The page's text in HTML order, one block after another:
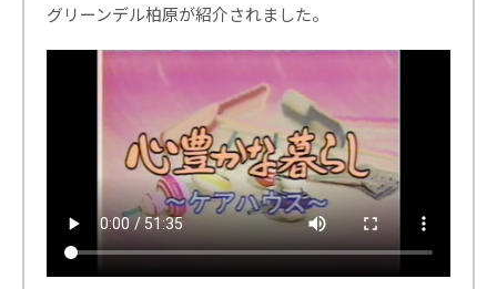
グリーンデル柏原が紹介されました。